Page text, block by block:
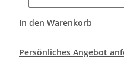
In den Warenkorb
Persönliches Angebot